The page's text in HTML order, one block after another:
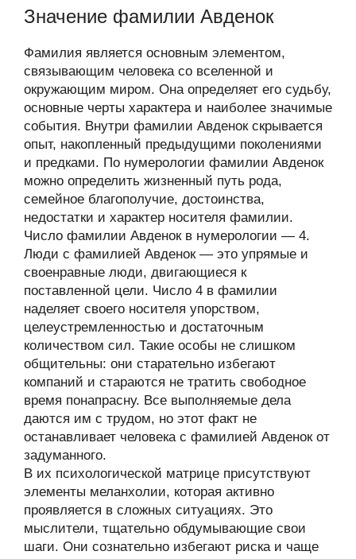
Значение фамилии Авденок
Фамилия является основным элементом,
связывающим человека со вселенной и
окружающим миром. Она определяет его судьбу,
основные черты характера и наиболее значимые
события. Внутри фамилии Авденок скрывается
опыт, накопленный предыдущими поколениями
и предками. По нумерологии фамилии Авденок
можно определить жизненный путь рода,
семейное благополучие, достоинства,
недостатки и характер носителя фамилии.
Число фамилии Авденок в нумерологии — 4.
Люди с фамилией Авденок — это упрямые и
своенравные люди, двигающиеся к
поставленной цели. Число 4 в фамилии
наделяет своего носителя упорством,
целеустремленностью и достаточным
количеством сил. Такие особы не слишком
общительны: они старательно избегают
компаний и стараются не тратить свободное
время понапрасну. Все выполняемые дела
даются им с трудом, но этот факт не
останавливает человека с фамилией Авденок от
задуманного.
В их психологической матрице присутствуют
элементы меланхолии, которая активно
проявляется в сложных ситуациях. Это
мыслители, тщательно обдумывающие свои
шаги. Они сознательно избегают риска и чаще